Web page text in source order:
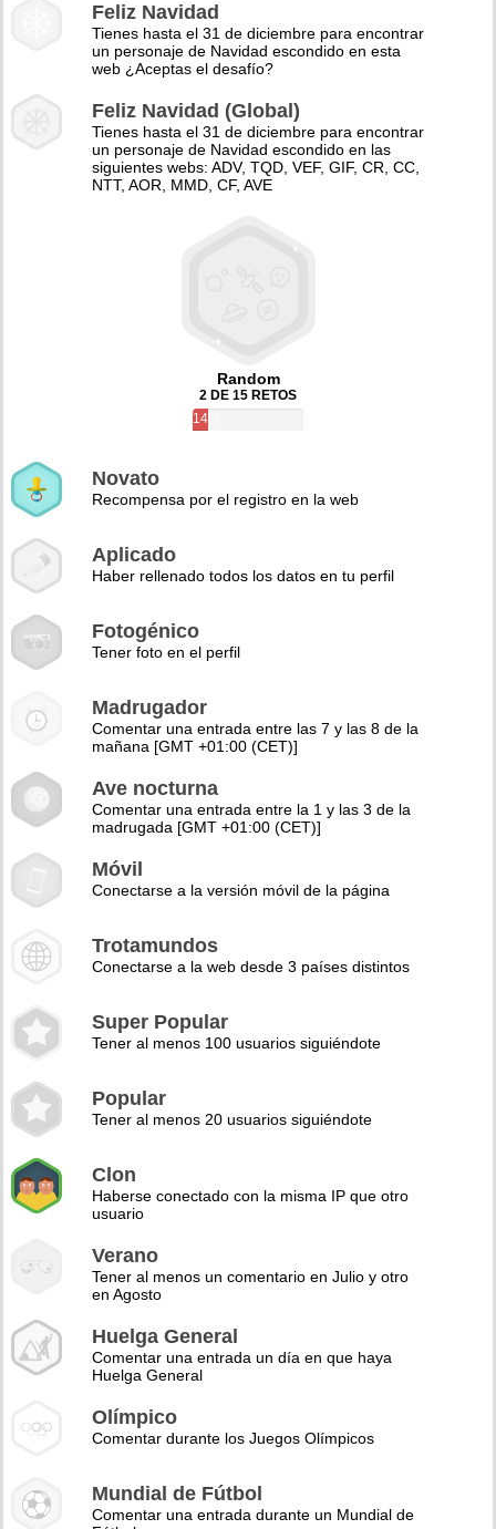
Feliz Navidad
Tienes hasta el 31 de diciembre para encontrar
un personaje de Navidad escondido en esta
web ¿Aceptas el desafío?
Feliz Navidad (Global)
Tienes hasta el 31 de diciembre para encontrar
un personaje de Navidad escondido en las
siguientes webs: ADV, TQD, VEF, GIF, CR, CC,
NTT, AOR, MMD, CF, AVE
Random
2 DE 15 RETOS
14%
Novato
Recompensa por el registro en la web
Aplicado
Haber rellenado todos los datos en tu perfil
Fotogénico
Tener foto en el perfil
Madrugador
Comentar una entrada entre las 7 y las 8 de la
mañana [GMT +01:00 (CET)]
Ave nocturna
Comentar una entrada entre la 1 y las 3 de la
madrugada [GMT +01:00 (CET)]
Móvil
Conectarse a la versión móvil de la página
Trotamundos
Conectarse a la web desde 3 países distintos
Super Popular
Tener al menos 100 usuarios siguiéndote
Popular
Tener al menos 20 usuarios siguiéndote
Clon
Haberse conectado con la misma IP que otro
usuario
Verano
Tener al menos un comentario en Julio y otro
en Agosto
Huelga General
Comentar una entrada un día en que haya
Huelga General
Olímpico
Comentar durante los Juegos Olímpicos
Mundial de Fútbol
Comentar una entrada durante un Mundial de